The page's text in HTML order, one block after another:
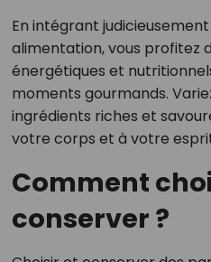
En intégrant
alimentation, vous profitez
énergétiques et
moments gourmands.
ingrédients riches et
votre corps et à votre
Comment
conserver ?